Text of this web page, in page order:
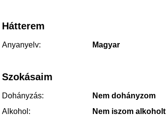
Hátterem
Anyanyelv: Magyar
Szokásaim
Dohányzás:
Nem dohányzom
Alkohol:
Nem iszom alkoholt